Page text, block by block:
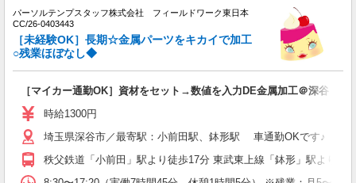
パーソルテンプスタッフ株式会社 フィールドワーク東日本
CC/26-0403443
［未経験OK］長期☆金属パーツをキカイで加工
○残業ほぼなし◆
［マイカー通勤OK］資材をセット→数値を入力DE金属加工＠深谷
時給1300円
埼玉県深谷市／最寄駅：小前田駅、鉢形駅 車通勤OKです♪ ≪
秩父鉄道「小前田」駅より徒歩17分 東武東上線「鉢形」駅より車6